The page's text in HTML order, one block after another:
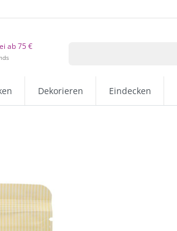
ab 75 €
Dekorieren Eindecken